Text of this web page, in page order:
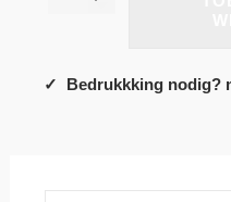
Organic
✓ Bedrukkking nodig?